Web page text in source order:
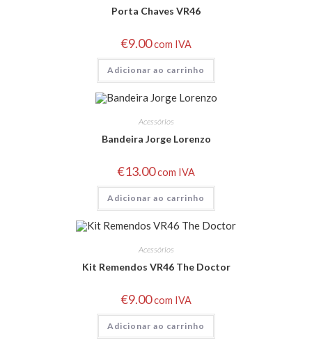
Porta Chaves VR46
€9.00com IVA
Adicionar ao carrinho
Acessórios
Bandeira Jorge Lorenzo
€13.00com IVA
Adicionar ao carrinho
Acessórios
Kit Remendos VR46 The Doctor
€9.00com IVA
Adicionar ao carrinho